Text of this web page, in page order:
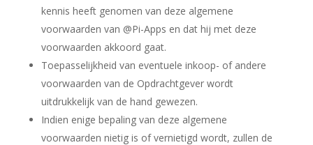
kennis heeft genomen van deze algemene
voorwaarden van @Pi-Apps en dat hij met deze
voorwaarden akkoord gaat.
Toepasselijkheid van eventuele inkoop- of andere
voorwaarden van de Opdrachtgever wordt
uitdrukkelijk van de hand gewezen.
Indien enige bepaling van deze algemene
voorwaarden nietig is of vernietigd wordt, zullen de